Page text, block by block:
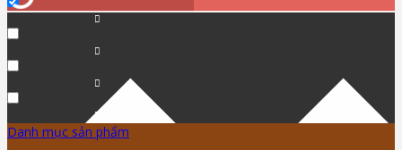
Danh mục sản phẩm